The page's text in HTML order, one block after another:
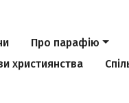
Про парафію
християнства